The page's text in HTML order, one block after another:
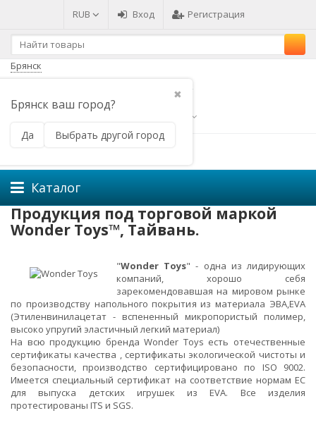
RUB Вход Регистрация
Брянск
✖
Брянск ваш город?
Да Выбрать другой город
Меню
Каталог
Продукция под торговой маркой
Wonder Toys™, Тайвань.
"Wonder Toys" - одна из лидирующих
компаний, хорошо себя
зарекомендовавшая на мировом рынке
по производству напольного покрытия из материала ЭВА,EVA
(Этиленвинилацетат - вспененный микропористый полимер,
высоко упругий эластичный легкий материал)
На всю продукцию бренда Wonder Toys есть отечественные
сертификаты качества , сертификаты экологической чистоты и
безопасности, производство сертифицировано по ISO 9002.
Имеется специальный сертификат на соответствие нормам ЕС
для выпуска детских игрушек из EVA. Все изделия
протестированы ITS и SGS.